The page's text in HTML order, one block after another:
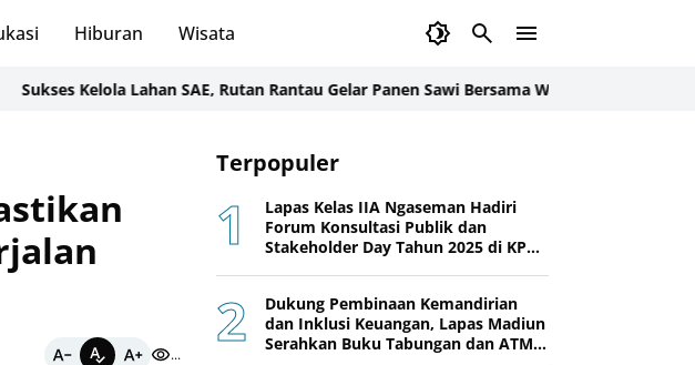
Hiburan Wisata
Kelola Lahan SAE, Rutan Rantau Gelar Panen Sawi Bersama Warga Binaan
...
Terpopuler
Lapas Kelas IIA Ngaseman Hadiri
Forum Konsultasi Publik dan
Stakeholder Day Tahun 2025 di KPPN
Dukung Pembinaan Kemandirian
dan Inklusi Keuangan, Lapas Madiun
Serahkan Buku Tabungan dan ATM